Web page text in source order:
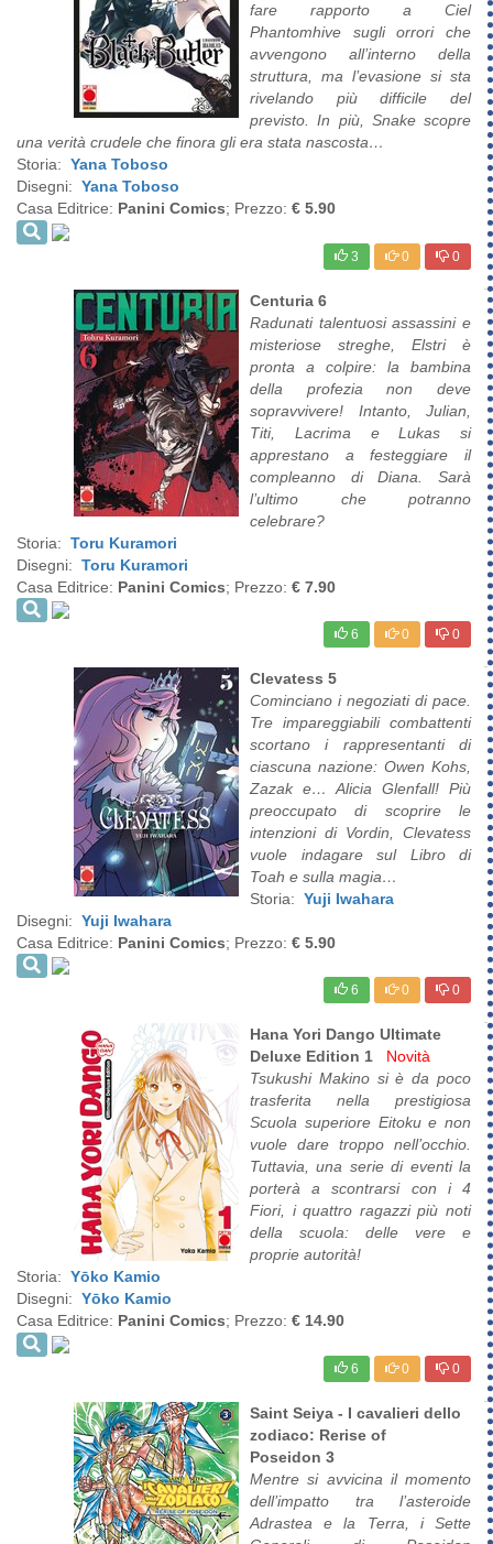
fare rapporto a Ciel
Phantomhive sugli orrori che
avvengono all’interno della
struttura, ma l’evasione si sta
rivelando più difficile del
previsto. In più, Snake scopre
una verità crudele che finora gli era stata nascosta…
Storia: Yana Toboso
Disegni: Yana Toboso
Casa Editrice: Panini Comics; Prezzo: € 5.90
3 0 0
Centuria 6
Radunati talentuosi assassini e
misteriose streghe, Elstri è
pronta a colpire: la bambina
della profezia non deve
sopravvivere! Intanto, Julian,
Titi, Lacrima e Lukas si
apprestano a festeggiare il
compleanno di Diana. Sarà
l’ultimo che potranno
celebrare?
Storia: Toru Kuramori
Disegni: Toru Kuramori
Casa Editrice: Panini Comics; Prezzo: € 7.90
6 0 0
Clevatess 5
Cominciano i negoziati di pace.
Tre impareggiabili combattenti
scortano i rappresentanti di
ciascuna nazione: Owen Kohs,
Zazak e… Alicia Glenfall! Più
preoccupato di scoprire le
intenzioni di Vordin, Clevatess
vuole indagare sul Libro di
Toah e sulla magia…
Storia: Yuji Iwahara
Disegni: Yuji Iwahara
Casa Editrice: Panini Comics; Prezzo: € 5.90
6 0 0
Hana Yori Dango Ultimate
Deluxe Edition 1
Novità
Tsukushi Makino si è da poco
trasferita nella prestigiosa
Scuola superiore Eitoku e non
vuole dare troppo nell’occhio.
Tuttavia, una serie di eventi la
porterà a scontrarsi con i 4
Fiori, i quattro ragazzi più noti
della scuola: delle vere e
proprie autorità!
Storia: Yōko Kamio
Disegni: Yōko Kamio
Casa Editrice: Panini Comics; Prezzo: € 14.90
6 0 0
Saint Seiya - I cavalieri dello
zodiaco: Rerise of
Poseidon 3
Mentre si avvicina il momento
dell’impatto tra l’asteroide
Adrastea e la Terra, i Sette